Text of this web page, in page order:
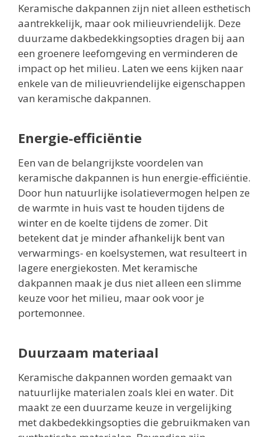
Keramische dakpannen zijn niet alleen esthetisch
aantrekkelijk, maar ook milieuvriendelijk. Deze
duurzame dakbedekkingsopties dragen bij aan
een groenere leefomgeving en verminderen de
impact op het milieu. Laten we eens kijken naar
enkele van de milieuvriendelijke eigenschappen
van keramische dakpannen.
Energie-efficiëntie
Een van de belangrijkste voordelen van
keramische dakpannen is hun energie-efficiëntie.
Door hun natuurlijke isolatievermogen helpen ze
de warmte in huis vast te houden tijdens de
winter en de koelte tijdens de zomer. Dit
betekent dat je minder afhankelijk bent van
verwarmings- en koelsystemen, wat resulteert in
lagere energiekosten. Met keramische
dakpannen maak je dus niet alleen een slimme
keuze voor het milieu, maar ook voor je
portemonnee.
Duurzaam materiaal
Keramische dakpannen worden gemaakt van
natuurlijke materialen zoals klei en water. Dit
maakt ze een duurzame keuze in vergelijking
met dakbedekkingsopties die gebruikmaken van